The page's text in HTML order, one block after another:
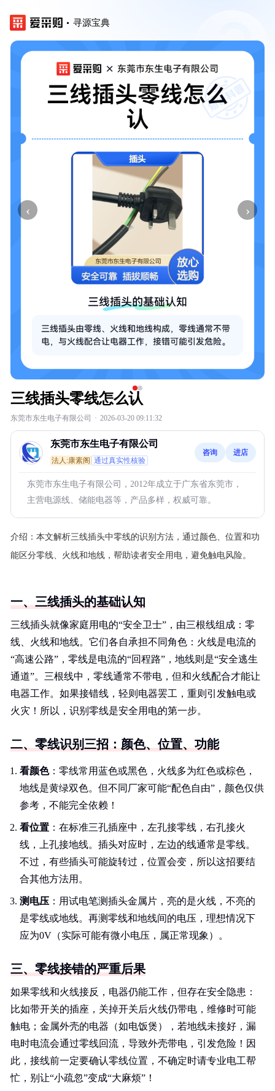
寻源宝典
‹ ›
三线插头零线怎么认
东莞市东生电子有限公司 · 2026-03-20 09:11:32
东莞市东生电子有限公司
法人:康素阁 通过真实性核验
咨询 进店
东莞市东生电子有限公司，2012年成立于广东省东莞市，
主营电源线、储能电器等，产品多样，权威可靠。
介绍： 本文解析三线插头中零线的识别方法，通过颜色、位置和功
能区分零线、火线和地线，帮助读者安全用电，避免触电风险。
一、三线插头的基础认知
三线插头就像家庭用电的“安全卫士”，由三根线组成：零
线、火线和地线。它们各自承担不同角色：火线是电流的
“高速公路”，零线是电流的“回程路”，地线则是“安全逃生
通道”。三根线中，零线通常不带电，但和火线配合才能让
电器工作。如果接错线，轻则电器罢工，重则引发触电或
火灾！所以，识别零线是安全用电的第一步。
二、零线识别三招：颜色、位置、功能
看颜色：零线常用蓝色或黑色，火线多为红色或棕色，
地线是黄绿双色。但不同厂家可能“配色自由”，颜色仅供
参考，不能完全依赖！
看位置 ：在标准三孔插座中，左孔接零线，右孔接火
线，上孔接地线。插头对应时，左边的线通常是零线。
不过，有些插头可能旋转过，位置会变，所以这招要结
合其他方法用。
测电压 ：用试电笔测插头金属片，亮的是火线，不亮的
是零线或地线。再测零线和地线间的电压，理想情况下
应为0V（实际可能有微小电压，属正常现象）。
三、零线接错的严重后果
如果零线和火线接反，电器仍能工作，但存在安全隐患：
比如带开关的插座，关掉开关后火线仍带电，维修时可能
触电；金属外壳的电器（如电饭煲），若地线未接好，漏
电时电流会通过零线回流，导致外壳带电，引发危险！因
此，接线前一定要确认零线位置，不确定时请专业电工帮
忙，别让“小疏忽”变成“大麻烦”！